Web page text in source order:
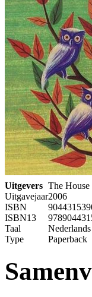
Uitgevers The
Uitgavejaar2006
ISBN
ISBN13
Taal
Nederlands
Type
Paperback